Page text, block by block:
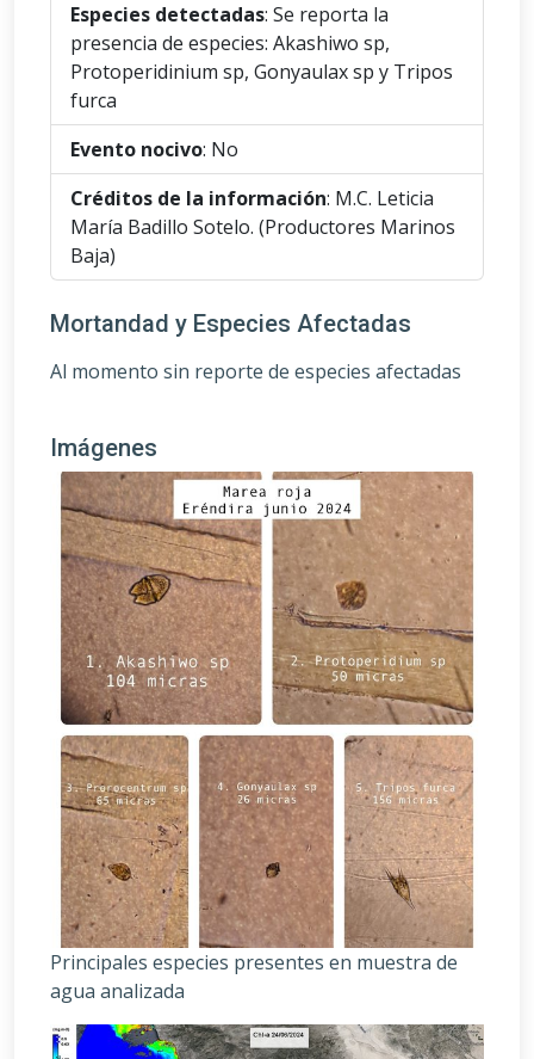
Especies detectadas: Se reporta la
presencia de especies: Akashiwo sp,
Protoperidinium sp, Gonyaulax sp y Tripos
furca
Evento nocivo: No
Créditos de la información: M.C. Leticia
María Badillo Sotelo. (Productores Marinos
Baja)
Mortandad y Especies Afectadas
Al momento sin reporte de especies afectadas
Imágenes
Principales especies presentes en muestra de
agua analizada